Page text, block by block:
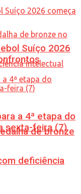
de bronze
deficiência
Suíço 2026
a 4ª etapa do
sexta-feira (7)